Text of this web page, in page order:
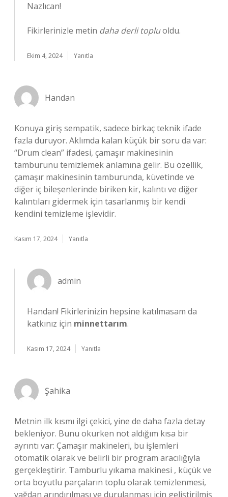
Nazlıcan!
Fikirlerinizle metin daha derli topluoldu.
Ekim 4, 2024 Yanıtla
Handan
Konuya giriş sempatik, sadece birkaç teknik ifade
fazla duruyor. Aklımda kalan küçük bir soru da var:
“Drum clean” ifadesi, çamaşır makinesinin
tamburunu temizlemek anlamına gelir. Bu özellik,
çamaşır makinesinin tamburunda, küvetinde ve
diğer iç bileşenlerinde biriken kir, kalıntı ve diğer
kalıntıları gidermek için tasarlanmış bir kendi
kendini temizleme işlevidir.
Kasım 17, 2024 Yanıtla
admin
Handan! Fikirlerinizin hepsine katılmasam da
katkınız için minnettarım.
Kasım 17, 2024 Yanıtla
Şahika
Metnin ilk kısmı ilgi çekici, yine de daha fazla detay
bekleniyor. Bunu okurken not aldığım kısa bir
ayrıntı var: Çamaşır makineleri, bu işlemleri
otomatik olarak ve belirli bir program aracılığıyla
gerçekleştirir. Tamburlu yıkama makinesi , küçük ve
orta boyutlu parçaların toplu olarak temizlenmesi,
yağdan arındırılması ve durulanması için geliştirilmiş